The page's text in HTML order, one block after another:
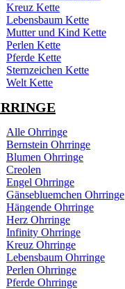
Kreuz Kette
Lebensbaum Kette
Mutter und Kind Kette
Perlen Kette
Pferde Kette
Sternzeichen Kette
Welt Kette
Alle Ohrringe
Bernstein Ohrringe
Blumen Ohrringe
Creolen
Engel Ohrringe
Gänsebluemchen Ohrringe
Hängende Ohrringe
Herz Ohrringe
Infinity Ohrringe
Kreuz Ohrringe
Lebensbaum Ohrringe
Perlen Ohrringe
Pferde Ohrringe